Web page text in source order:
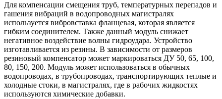
Для компенсации смещения труб, температурных перепадов и
гашения вибраций в водопроводных магистралях
используется вибровставка фланцевая, которая является
гибким соединителем. Также данный модуль снижает
негативное воздействие волны гидроудара. Устройство
изготавливается из резины. В зависимости от размеров
резиновый компенсатор может маркироваться ДУ 50, 65, 100,
80, 150, 200. Модуль может использоваться в обычных
водопроводах, в трубопроводах, транспортирующих теплые и
холодные стоки, в магистралях, где в рабочих жидкостях
используются химические добавки.